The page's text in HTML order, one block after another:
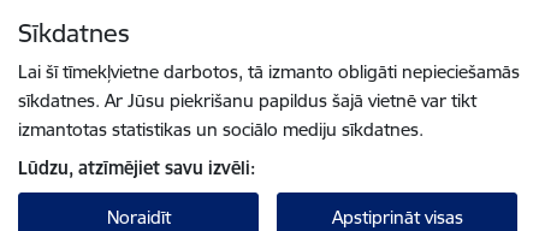
Sīkdatnes
Lai šī tīmekļvietne darbotos, tā izmanto obligāti nepieciešamās
sīkdatnes. Ar Jūsu piekrišanu papildus šajā vietnē var tikt
izmantotas statistikas un sociālo mediju sīkdatnes.
Lūdzu, atzīmējiet savu izvēli:
Noraidīt Apstiprināt visas